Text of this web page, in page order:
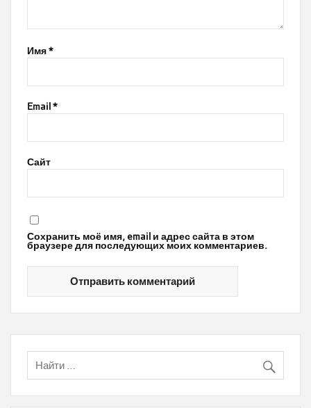
Имя*
Email *
Сайт
Сохранить моё имя, email и адрес сайта в этом
браузере для последующих моих комментариев.